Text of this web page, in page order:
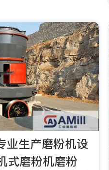
业生产磨粉机设
式磨粉机磨粉